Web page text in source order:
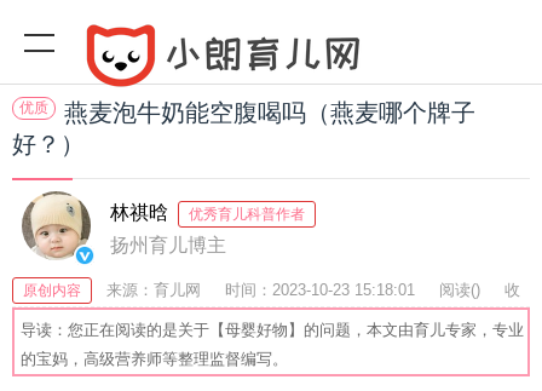
优质
燕麦泡牛奶能空腹喝吗（燕麦哪个牌子
好？）
林祺晗 优秀育儿科普作者
扬州育儿博主
原创内容 来源：育儿网 时间：2023-10-23 15:18:01 阅读() 收
藏：52 分享：77 爆
导读：您正在阅读的是关于【母婴好物】的问题，本文由育儿专家，专业
的宝妈，高级营养师等整理监督编写。